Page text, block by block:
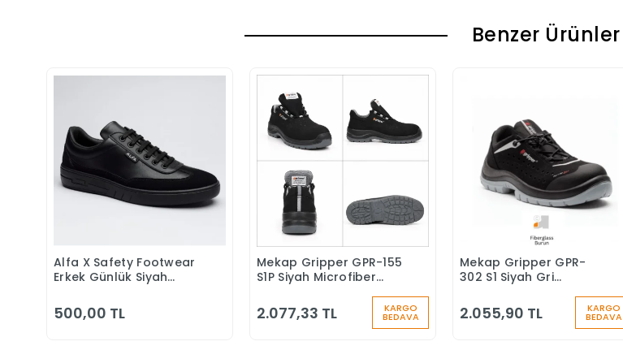
Benzer Ürünler
Sepete Ekle
Alfa X Safety Footwear
Erkek Günlük Siyah
500,00 TL
Sepete Ekle
Mekap Gripper GPR-155
S1P Siyah Microfiber
Ayakkabısı
2.077,33 TL KARGO
BEDAVA
Sepete Ekle
Mekap Gripper GPR-
302 S1 Siyah Gri
Ayakkabısı
2.055,90 TL KARGO
BEDAVA